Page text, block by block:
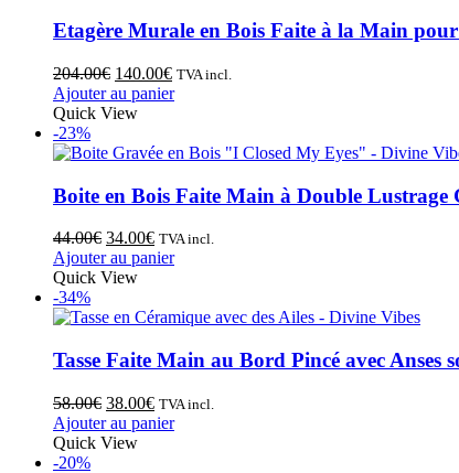
Etagère Murale en Bois Faite à la Main
204.00€ 140.00€ TVA incl.
Ajouter au panier
Quick View
-23%
Boite en Bois Faite Main à Double Lustrage
44.00€ 34.00€ TVA incl.
Ajouter au panier
Quick View
-34%
Tasse Faite Main au Bord Pincé avec Anses
58.00€ 38.00€ TVA incl.
Ajouter au panier
Quick View
-20%